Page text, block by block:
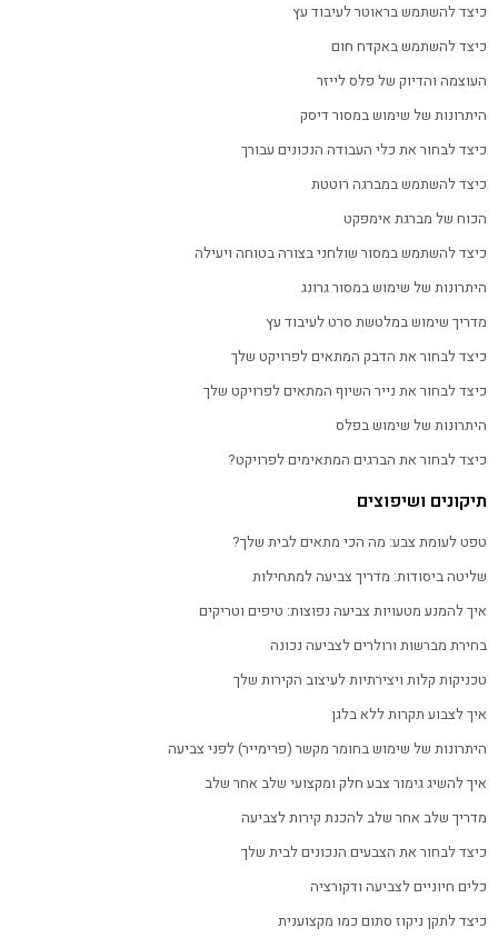
כיצד להשתמש בראוטר לעיבוד עץ
כיצד להשתמש באקדח חום
העוצמה והדיוק של פלס לייזר
היתרונות של שימוש במסור דיסק
כיצד לבחור את כלי העבודה הנכונים עבורך
כיצד להשתמש במברגה רוטטת
הכוח של מברגת אימפקט
כיצד להשתמש במסור שולחני בצורה בטוחה ויעילה
היתרונות של שימוש במסור גרונג
מדריך שימוש במלטשת סרט לעיבוד עץ
כיצד לבחור את הדבק המתאים לפרויקט שלך
כיצד לבחור את נייר השיוף המתאים לפרויקט שלך
היתרונות של שימוש בפלס
כיצד לבחור את הברגים המתאימים לפרויקט?
תיקונים ושיפוצים
טפט לעומת צבע: מה הכי מתאים לבית שלך?
שליטה ביסודות: מדריך צביעה למתחילות
איך להמנע מטעויות צביעה נפוצות: טיפים וטריקים
בחירת מברשות ורולרים לצביעה נכונה
טכניקות קלות ויצירתיות לעיצוב הקירות שלך
איך לצבוע תקרות ללא בלגן
היתרונות של שימוש בחומר מקשר (פרימייר) לפני צביעה
איך להשיג גימור צבע חלק ומקצועי שלב אחר שלב
מדריך שלב אחר שלב להכנת קירות לצביעה
כיצד לבחור את הצבעים הנכונים לבית שלך
כלים חיוניים לצביעה ודקורציה
כיצד לתקן ניקוז סתום כמו מקצוענית